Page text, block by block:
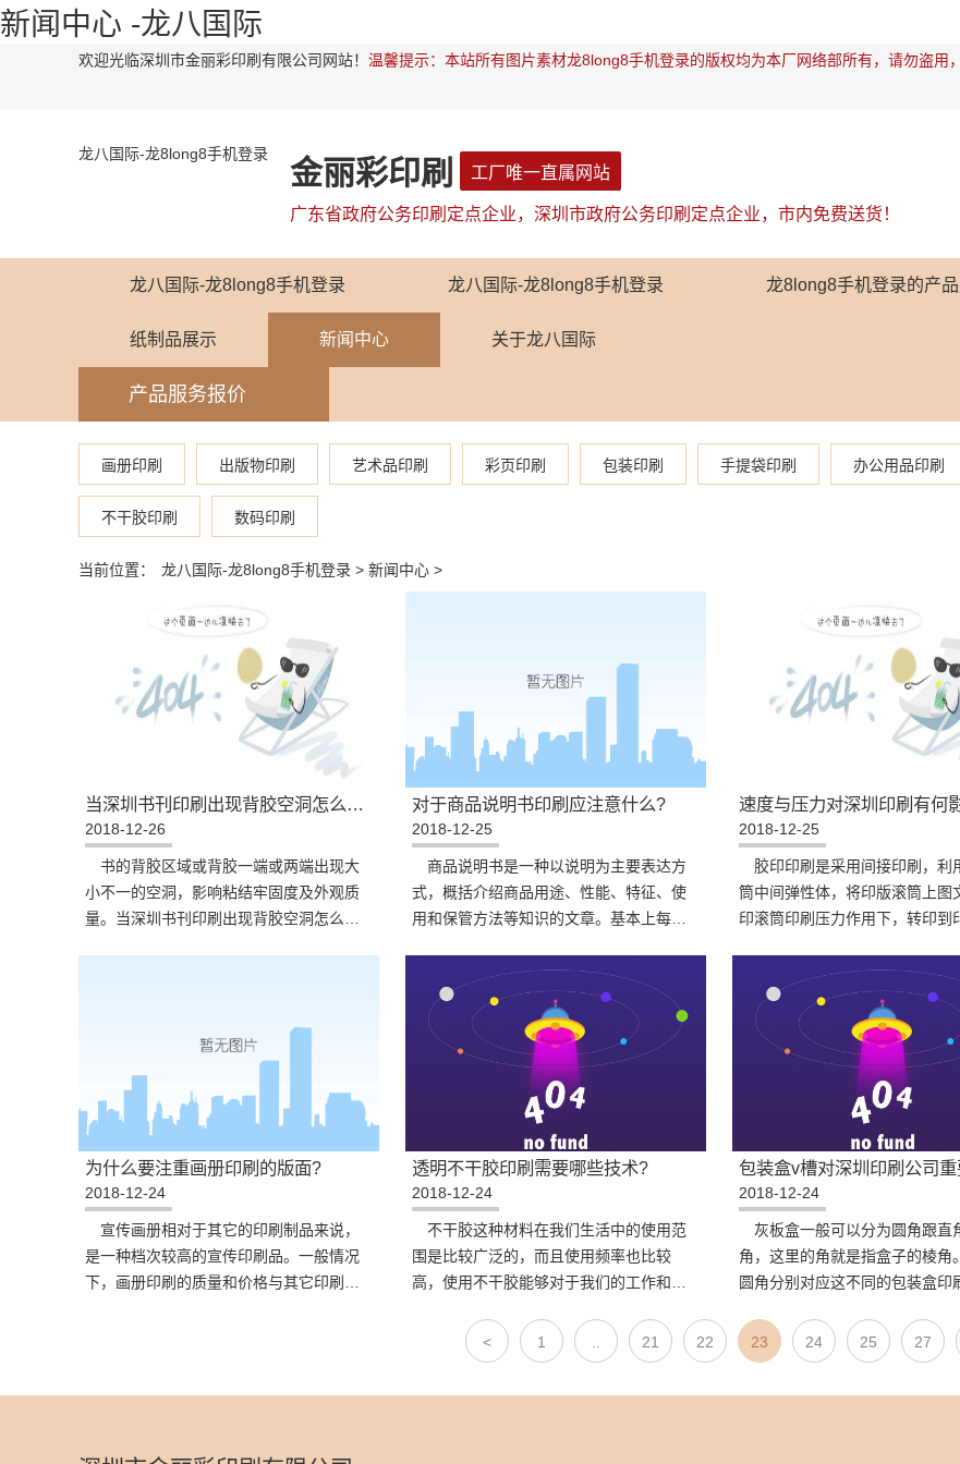
新闻中心 -龙八国际
欢迎光临深圳市金丽彩印刷有限公司网站！ 温馨提示：本站所有图片素材龙8long8手机登录的版权均为本厂网络部所有，请勿盗用
龙八国际-龙8long8手机登录
金丽彩印刷 工厂唯一直属网站
广东省政府公务印刷定点企业，深圳市政府公务印刷定点企业，市内免费送货！
龙八国际-龙8long8手机登录 龙八国际-龙8long8手机登录 龙8long8手机登录的产
纸制品展示 新闻中心 关于龙八国际
产品服务报价
画册印刷 出版物印刷 艺术品印刷 彩页印刷 包装印刷 手提袋印刷 办公用品印刷
不干胶印刷 数码印刷
当前位置： 龙八国际-龙8long8手机登录 > 新闻中心 >
当深圳书刊印刷出现背胶空洞怎么解决?
2018-12-26
书的背胶区域或背胶一端或两端出现大
小不一的空洞，影响粘结牢固度及外观质
量。当深圳书刊印刷出现背胶空洞怎么解
对于商品说明书印刷应注意什么?
2018-12-25
商品说明书是一种以说明为主要表达方
式，概括介绍商品用途、性能、特征、使
用和保管方法等知识的文章。基本上每一
么，对于商品说明书印刷应注
速度与压力对深圳印刷有何
2018-12-25
胶印印刷是采用间接印刷，利
筒中间弹性体，将印版滚筒上图
印滚筒印刷压力作用下，转印到
的影响是较大的。速度与压力
为什么要注重画册印刷的版面?
2018-12-24
宣传画册相对于其它的印刷制品来说，
是一种档次较高的宣传印刷品。一般情况
下，画册印刷的质量和价格与其它印刷品
透明不干胶印刷需要哪些技术?
2018-12-24
不干胶这种材料在我们生活中的使用范
围是比较广泛的，而且使用频率也比较
高，使用不干胶能够对于我们的工作和生
胶印刷需要哪些技术?下面由深
包装盒v槽对深圳印刷公司
2018-12-24
灰板盒一般可以分为圆角跟直
角，这里的角就是指盒子的棱角
圆角分别对应这不同的包装盒印
为直角在美观度等各方面都比
<
1 21 22 23 24 25 27